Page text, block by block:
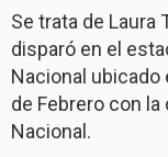
Se trata de Laura
disparó en el
Nacional ubicado
de Febrero con
Nacional.